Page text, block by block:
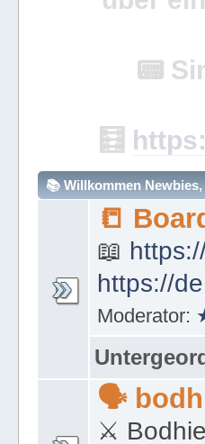
📟
🧮
📚 Willkommen
📒
📖
https://
Moderator:
🗣
⚔